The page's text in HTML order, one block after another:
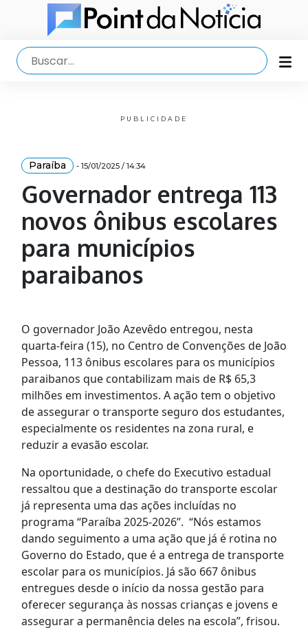
PUBLICIDADE
Paraíba - 15/01/2025 / 14:34
Governador entrega 113
novos ônibus escolares
para municípios
paraibanos
O governador João Azevêdo entregou, nesta
quarta-feira (15), no Centro de Convenções de João
Pessoa, 113 ônibus escolares para os municípios
paraibanos que contabilizam mais de R$ 65,3
milhões em investimentos. A ação tem o objetivo
de assegurar o transporte seguro dos estudantes,
especialmente os residentes na zona rural, e
reduzir a evasão escolar.
Na oportunidade, o chefe do Executivo estadual
ressaltou que a destinação do transporte escolar
já representa uma das ações incluídas no
programa “Paraíba 2025-2026”. “Nós estamos
dando seguimento a uma ação que já é rotina no
Governo do Estado, que é a entrega de transporte
escolar para os municípios. Já são 667 ônibus
entregues desde o início da nossa gestão para
oferecer segurança às nossas crianças e jovens e
assegurar a permanência deles na escola”, frisou.